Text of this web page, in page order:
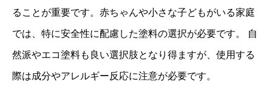
ることが重要です。赤ちゃんや小さな子どもがいる家庭
では、特に安全性に配慮した塗料の選択が必要です。 自
然派やエコ塗料も良い選択肢となり得ますが、使用する
際は成分やアレルギー反応に注意が必要です。